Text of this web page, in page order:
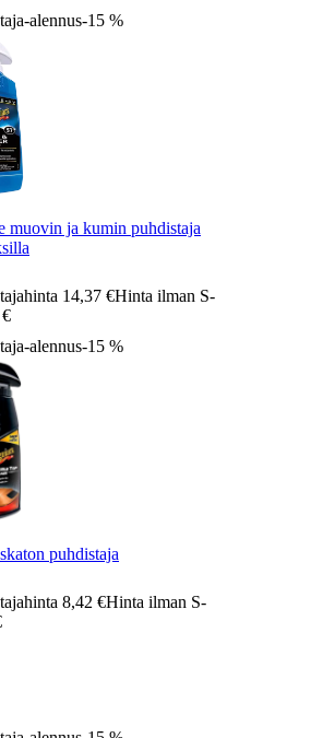
alennus-15 %
muovin ja kumin puhdistaja
14,37 €Hinta ilman S-
alennus-15 %
puhdistaja
8,42 €Hinta ilman S-